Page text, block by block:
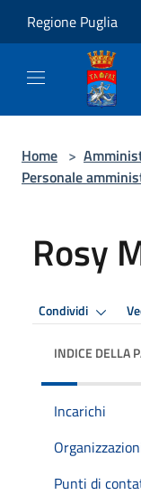
Regione Puglia
Home >
Personale
Rosy
Condividi
INDICE DELLA
Incarichi
Punti di